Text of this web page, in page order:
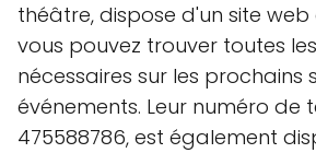
théâtre, dispose d'un site
vous pouvez trouver toutes
nécessaires sur les prochains
événements. Leur numéro de
475588786, est également